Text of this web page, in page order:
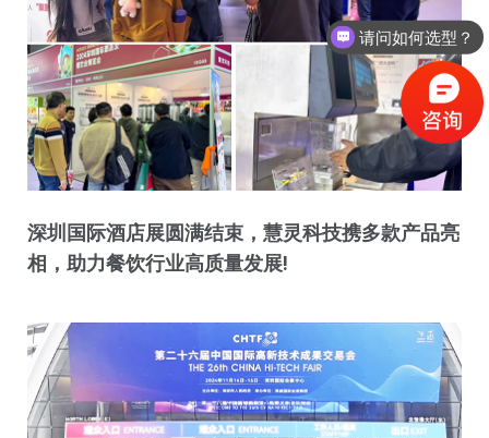
深圳国际酒店展圆满结束，慧灵科技携多款产品亮
相，助力餐饮行业高质量发展!
请问如何选型？
如何获取报价？